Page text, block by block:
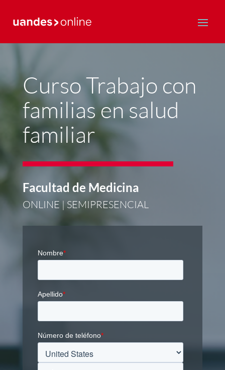
Postgrado y Educación Continua
Curso Trabajo con
familias en salud
familiar
Facultad de Medicina
ONLINE | SEMIPRESENCIAL